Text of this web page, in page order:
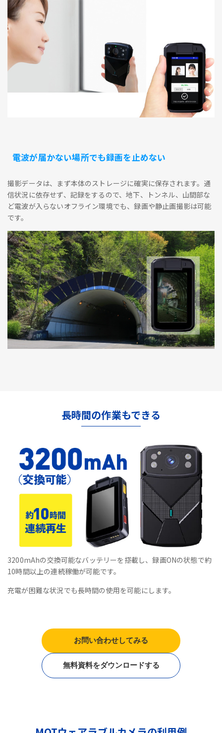
電波が届かない場所でも録画を止めない
撮影データは、まず本体のストレージに確実に保存されます。通
信状況に依存せず、記録をするので、地下、トンネル、山間部な
ど電波が入らないオフライン環境でも、録画や静止画撮影は可能
です。
長時間の作業もできる
3200mAhの交換可能なバッテリーを搭載し、録画ONの状態で約
10時間以上の連続稼働が可能です。
充電が困難な状況でも長時間の使用を可能にします。
お問い合わせしてみる
無料資料をダウンロードする